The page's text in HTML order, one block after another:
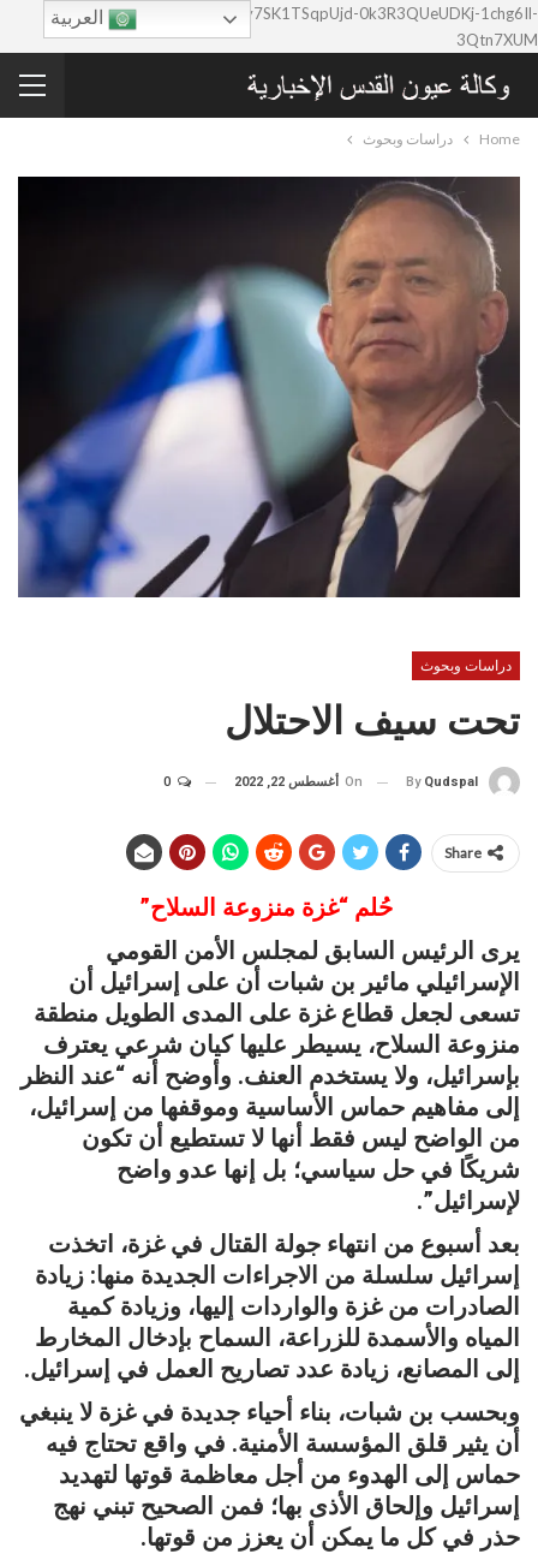
google-site-verification=0y7SK1TSqpUjd-0k3R3QUeUDKj-1chg6Il-
3Qtn7XUM
Home دراسات وبحوث
دراسات وبحوث
تحت سيف الاحتلال
By Qudspal
On أغسطس 22, 2022
Share
حُلم “غزة منزوعة السلاح”
يرى الرئيس السابق لمجلس الأمن القومي
الإسرائيلي مائير بن شبات أن على إسرائيل أن
تسعى لجعل قطاع غزة على المدى الطويل منطقة
منزوعة السلاح، يسيطر عليها كيان شرعي يعترف
بإسرائيل، ولا يستخدم العنف. وأوضح أنه “عند النظر
إلى مفاهيم حماس الأساسية وموقفها من إسرائيل،
من الواضح ليس فقط أنها لا تستطيع أن تكون
شريكًا في حل سياسي؛ بل إنها عدو واضح
لإسرائيل”.
بعد أسبوع من انتهاء جولة القتال في غزة، اتخذت
إسرائيل سلسلة من الاجراءات الجديدة منها: زيادة
الصادرات من غزة والواردات إليها، وزيادة كمية
المياه والأسمدة للزراعة، السماح بإدخال المخارط
إلى المصانع، زيادة عدد تصاريح العمل في إسرائيل.
وبحسب بن شبات، بناء أحياء جديدة في غزة لا ينبغي
أن يثير قلق المؤسسة الأمنية. في واقع تحتاج فيه
حماس إلى الهدوء من أجل معاظمة قوتها لتهديد
إسرائيل وإلحاق الأذى بها؛ فمن الصحيح تبني نهج
حذر في كل ما يمكن أن يعزز من قوتها.
العربية